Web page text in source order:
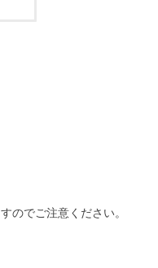
のでご注意ください。